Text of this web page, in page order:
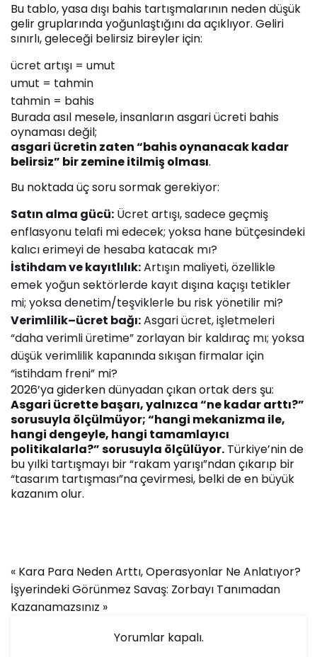
Bu tablo, yasa dışı bahis tartışmalarının neden düşük
gelir gruplarında yoğunlaştığını da açıklıyor. Geliri
sınırlı, geleceği belirsiz bireyler için:
ücret artışı = umut
umut = tahmin
tahmin = bahis
Burada asıl mesele, insanların asgari ücreti bahis
oynaması değil;
asgari ücretin zaten “bahis oynanacak kadar
belirsiz” bir zemine itilmiş olması.
Bu noktada üç soru sormak gerekiyor:
Satın alma gücü: Ücret artışı, sadece geçmiş
enflasyonu telafi mi edecek; yoksa hane bütçesindeki
kalıcı erimeyi de hesaba katacak mı?
İstihdam ve kayıtlılık:Artışın maliyeti, özellikle
emek yoğun sektörlerde kayıt dışına kaçışı tetikler
mi; yoksa denetim/teşviklerle bu risk yönetilir mi?
Verimlilik–ücret bağı:Asgari ücret, işletmeleri
“daha verimli üretime” zorlayan bir kaldıraç mı; yoksa
düşük verimlilik kapanında sıkışan firmalar için
“istihdam freni” mi?
2026’ya giderken dünyadan çıkan ortak ders şu:
Asgari ücrette başarı, yalnızca “ne kadar arttı?”
sorusuyla ölçülmüyor; “hangi mekanizma ile,
hangi dengeyle, hangi tamamlayıcı
politikalarla?” sorusuyla ölçülüyor. Türkiye’nin de
bu yılki tartışmayı bir “rakam yarışı”ndan çıkarıp bir
“tasarım tartışması”na çevirmesi, belki de en büyük
kazanım olur.
« Kara Para Neden Arttı, Operasyonlar Ne Anlatıyor?
İşyerindeki Görünmez Savaş: Zorbayı Tanımadan
Kazanamazsınız »
Yorumlar kapalı.